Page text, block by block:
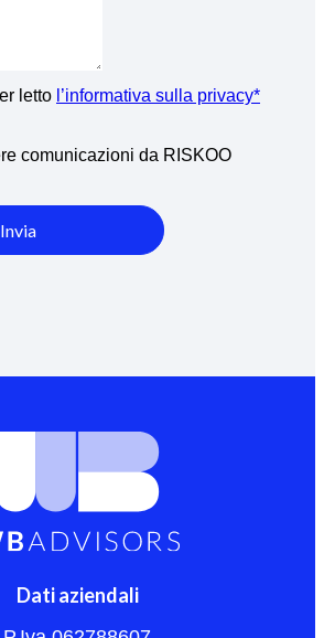
letto l’informativa sulla privacy*
comunicazioni da RISKOO
Invia
Dati aziendali